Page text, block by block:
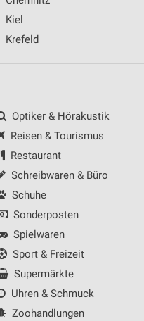
Kiel
Krefeld
Optiker & Hörakustik
Reisen & Tourismus
Restaurant
Schreibwaren & Büro
Schuhe
Sonderposten
Spielwaren
Sport & Freizeit
Supermärkte
Uhren & Schmuck
Zoohandlungen